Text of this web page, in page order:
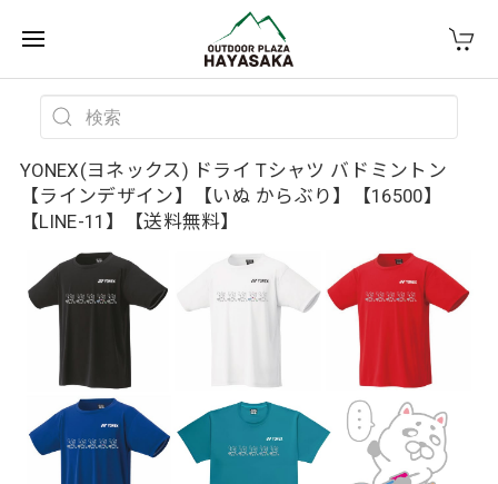
YONEX(ヨネックス) ドライ Tシャツ バドミントン
【ラインデザイン】【いぬ からぶり】【16500】
【LINE-11】【送料無料】